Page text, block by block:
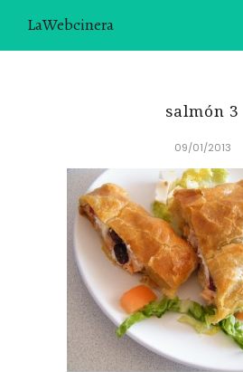
LaWebcinera
CONTACTO
SOBRE MÍ
¿TE GUSTARÍA UNIRTE A
ÚNETE A LA NEWSLETTER
RECOMENDACIONES
salmón 3
09/01/2013